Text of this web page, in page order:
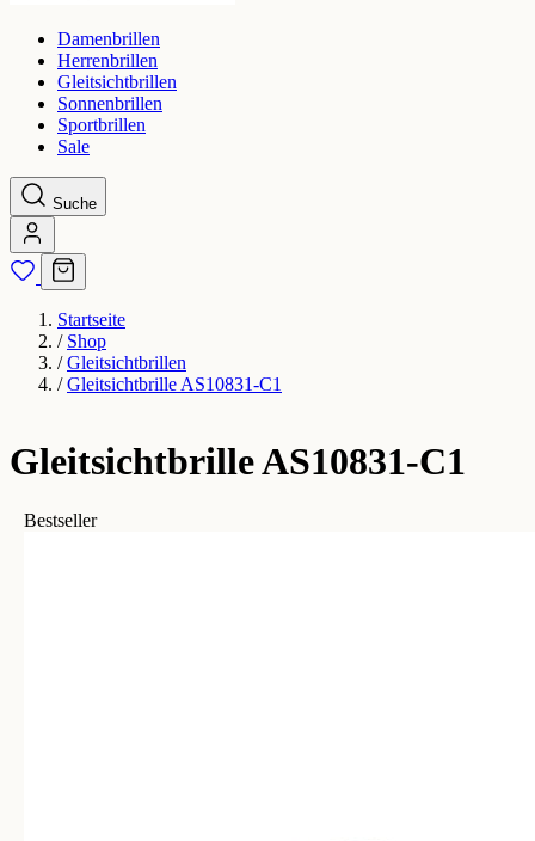
Damenbrillen
Herrenbrillen
Gleitsichtbrillen
Sonnenbrillen
Sportbrillen
Sale
Suche
Startseite
/ Shop
/ Gleitsichtbrillen
/ Gleitsichtbrille AS10831-C1
Gleitsichtbrille AS10831-C1
Bestseller